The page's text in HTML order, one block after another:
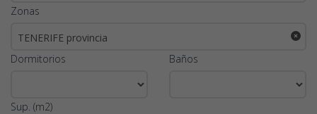
Zonas
TENERIFE provincia
Dormitorios
Baños
Sup. (m2)